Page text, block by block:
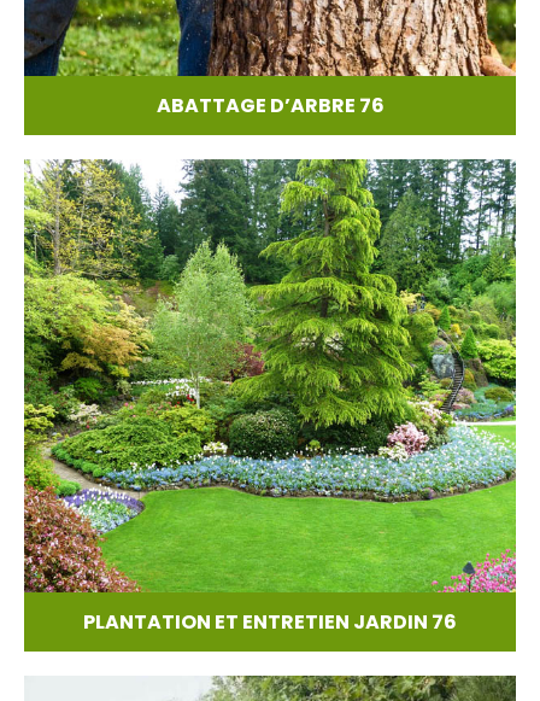
ABATTAGE D’ARBRE 76
PLANTATION ET ENTRETIEN JARDIN 76